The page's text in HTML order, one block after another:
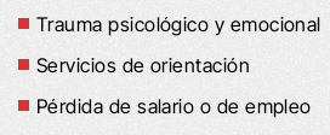
Trauma psicológico y emocional
Servicios de orientación
Pérdida de salario o de empleo